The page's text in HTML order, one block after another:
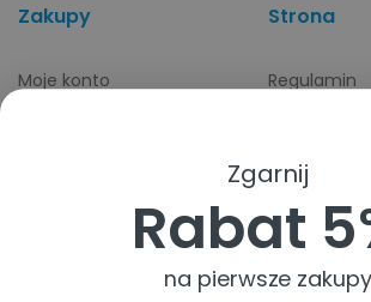
Zakupy
Moje konto
Zwroty i reklamacje
Strona
Regulamin
Indeks
Zgarnij
Rabat
na pierwsze zakupy